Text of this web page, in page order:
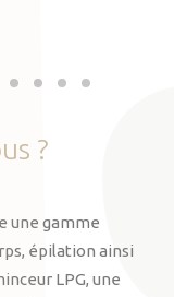
?
une gamme
épilation ainsi
LPG, une